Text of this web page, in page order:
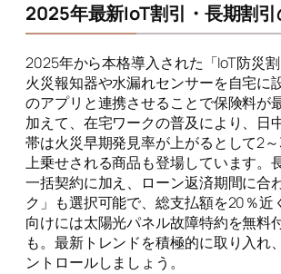
2025年最新IoT割引・長期割
2025年から本格導入された「IoT防災
火災報知器や水漏れセンサーを自宅に
のアプリと連携させることで保険料が
加えて、在宅ワークの普及により、日
帯は火災早期発見率が上がるとして2
上乗せされる商品も登場しています。
一括契約に加え、ローン返済期間に合
ク」も選択可能で、総支払額を20％近
向けには太陽光パネル故障特約を無料
も。最新トレンドを積極的に取り入れ
ントロールしましょう。